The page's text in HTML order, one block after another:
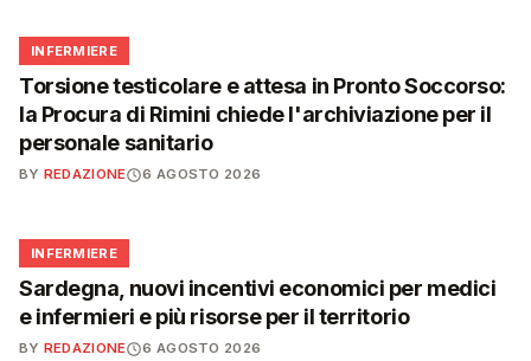
🩺
INFERMIERE
Torsione testicolare e attesa in Pronto Soccorso:
la Procura di Rimini chiede l'archiviazione per il
personale sanitario
BY REDAZIONE 6 AGOSTO 2026
🩺
INFERMIERE
Sardegna, nuovi incentivi economici per medici
e infermieri e più risorse per il territorio
BY REDAZIONE 6 AGOSTO 2026